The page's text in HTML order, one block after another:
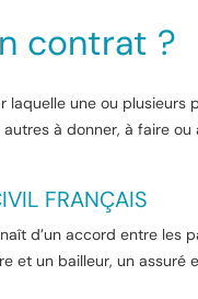
contrat ?
laquelle une ou plusieurs
à donner, à faire
FRANÇAIS
d’un accord entre les
et un bailleur, un assuré